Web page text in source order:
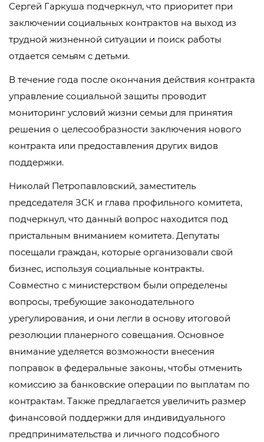
Сергей Гаркуша подчеркнул, что приоритет при
заключении социальных контрактов на выход из
трудной жизненной ситуации и поиск работы
отдается семьям с детьми.
В течение года после окончания действия контракта
управление социальной защиты проводит
мониторинг условий жизни семьи для принятия
решения о целесообразности заключения нового
контракта или предоставления других видов
поддержки.
Николай Петропавловский, заместитель
председателя ЗСК и глава профильного комитета,
подчеркнул, что данный вопрос находится под
пристальным вниманием комитета. Депутаты
посещали граждан, которые организовали свой
бизнес, используя социальные контракты.
Совместно с министерством были определены
вопросы, требующие законодательного
урегулирования, и они легли в основу итоговой
резолюции планерного совещания. Основное
внимание уделяется возможности внесения
поправок в федеральные законы, чтобы отменить
комиссию за банковские операции по выплатам по
контрактам. Также предлагается увеличить размер
финансовой поддержки для индивидуального
предпринимательства и личного подсобного